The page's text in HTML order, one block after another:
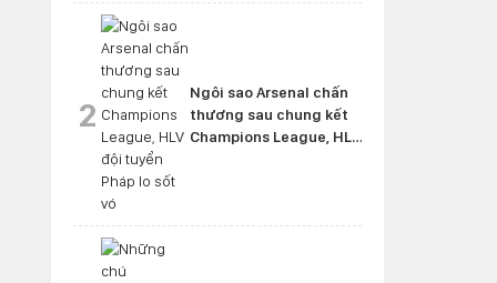
2
Ngôi sao Arsenal chấn
thương sau chung kết
Champions League, HLV